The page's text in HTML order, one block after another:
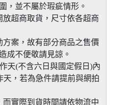
，並不屬於瑕疵情形。
超商取貨，尺寸依各超商
案，故有部分商品之售價
成不便敬請見諒。
天(不含六日與國定假日)內
天，若為急件請提前與網拍
實際到貨時間請依物流中